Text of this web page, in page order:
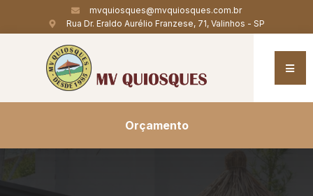
mvquiosques@mvquiosques.com.br
Rua Dr. Eraldo Aurélio Franzese, 71, Valinhos - SP
Orçamento